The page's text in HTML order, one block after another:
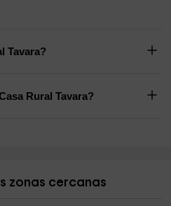
Tavara?
Rural Tavara?
zonas cercanas